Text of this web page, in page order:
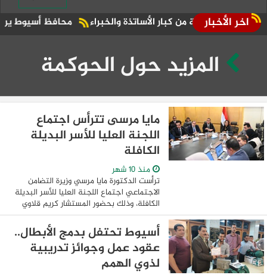
اخر الأخبار محافظ أسيوط يرافقه النائب علي معوض يتابع ميدانيًا مبادرة من كبار الأساتذة والخبراء
المزيد حول الحوكمة
مايا مرسى تترأس اجتماع
اللجنة العليا للأسر البديلة
الكافلة
منذ 10 شهر
ترأست الدكتورة مايا مرسي وزيرة التضامن
الاجتماعي اجتماع اللجنة العليا للأسر البديلة
الكافلة، وذلك بحضور المستشار كريم قلاوي
نائب رئيس مجلس الدولة والمستشار القانوني
لوزيرة التضامن الاجتماعي، وأعضاء ...
أسيوط تحتفل بدمج الأبطال..
عقود عمل وجوائز تدريبية
لذوي الهمم